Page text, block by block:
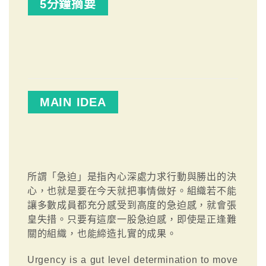
5分鐘摘要
MAIN IDEA
所謂「急迫」是指內心深處力求行動與勝出的決
心，也就是要在今天就把事情做好。組織若不能
讓多數成員都充分感受到高度的急迫感，就會張
皇失措。只要有這麼一股急迫感，即使是正逢難
關的組織，也能締造扎實的成果。
Urgency is a gut level determination to move